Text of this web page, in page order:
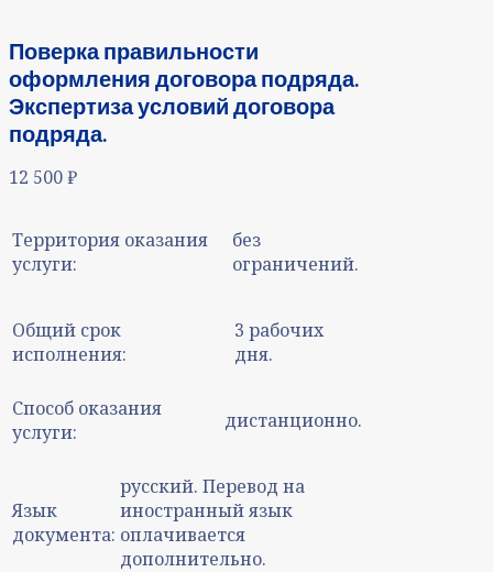
Поверка правильности
оформления договора подряда.
Экспертиза условий договора
подряда.
12 500₽
Территория оказания
услуги:
без
ограничений.
Общий срок
исполнения:
3 рабочих
дня.
Способ оказания
услуги:
дистанционно.
Язык
документа:
русский. Перевод на
иностранный язык
оплачивается
дополнительно.